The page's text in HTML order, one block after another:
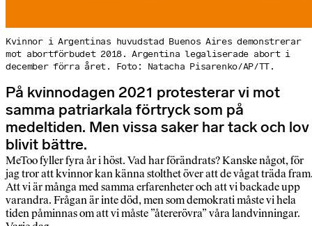
Kvinnor i Argentinas huvudstad Buenos Aires demonstrerar
mot abort­förbudet 2018. Argentina legaliserade abort i
december förra året. Foto: Natacha Pisarenko/AP/TT.
På kvinnodagen 2021 protesterar vi mot
samma patriarkala förtryck som på
medeltiden. Men vissa saker har tack och lov
blivit bättre.
MeToo fyller fyra år i höst. Vad har förändrats? Kanske något, för
jag tror att kvinnor kan känna stolthet över att de vågat träda
Att vi är många med samma erfarenheter och att vi backade upp
varandra. Frågan är inte död, men som demokrati måste vi hela
tiden påminnas om att vi måste ”återerövra” våra landvinningar.